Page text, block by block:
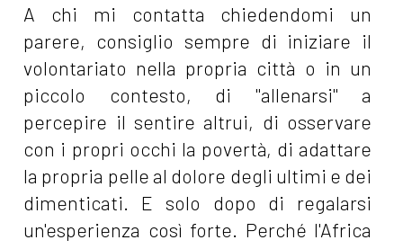
A chi mi contatta chiedendomi un
parere, consiglio sempre di iniziare il
volontariato nella propria città o in un
piccolo contesto, di "allenarsi" a
percepire il sentire altrui, di osservare
con i propri occhi la povertà, di adattare
la propria pelle al dolore degli ultimi e dei
dimenticati. E solo dopo di regalarsi
un'esperienza così forte. Perché l'Africa